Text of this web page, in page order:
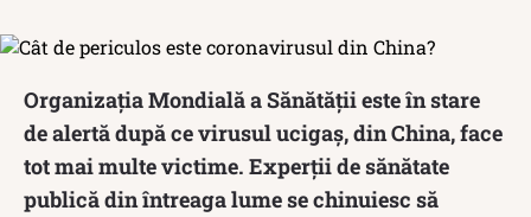
Organizația Mondială a Sănătății este în stare
de alertă după ce virusul ucigaș, din China, face
tot mai multe victime. Experții de sănătate
publică din întreaga lume se chinuiesc să